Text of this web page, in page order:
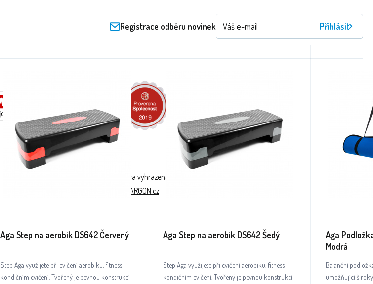
Aga Step na aerobik DS642 Červený
Step Aga využijete při cvičení aerobiku, fitness i
kondičním cvičení. Tvořený je pevnou konstrukcí
Aga Step na aerobik DS642 Šedý
Step Aga využijete při cvičení aerobiku, fitness i
kondičním cvičení. Tvořený je pevnou konstrukcí
Aga
Modrá
Balanční
umožňující
Registrace odběru novinek Přihlásit
© 2026 AGA24 s.r.o., Všechna práva vyhrazena
BINARGON.cz